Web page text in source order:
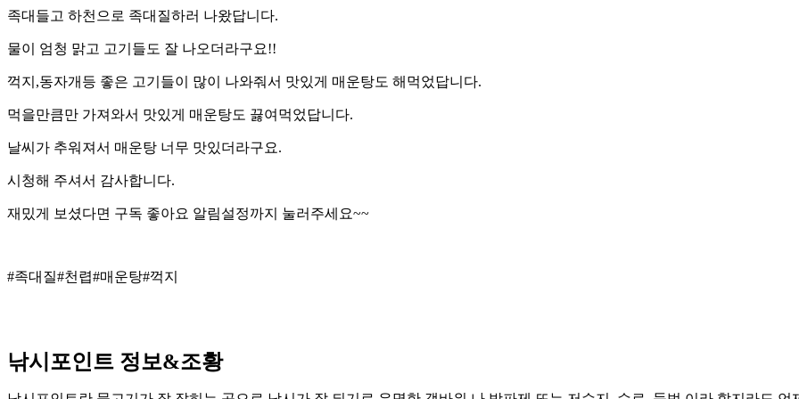
족대들고 하천으로 족대질하러 나왔답니다.
물이 엄청 맑고 고기들도 잘 나오더라구요!!
꺽지,동자개등 좋은 고기들이 많이 나와줘서 맛있게 매운탕도 해먹었답니다.
먹을만큼만 가져와서 맛있게 매운탕도 끓여먹었답니다.
날씨가 추워져서 매운탕 너무 맛있더라구요.
시청해 주셔서 감사합니다.
재밌게 보셨다면 구독 좋아요 알림설정까지 눌러주세요~~
#족대질#천렵#매운탕#꺽지
낚시포인트 정보&조황